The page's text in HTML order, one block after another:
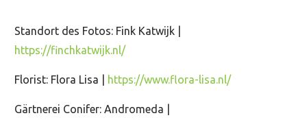
Standort des Fotos: Fink Katwijk |
https://finchkatwijk.nl/
Florist: Flora Lisa | https://www.flora-lisa.nl/
Gärtnerei Conifer: Andromeda |